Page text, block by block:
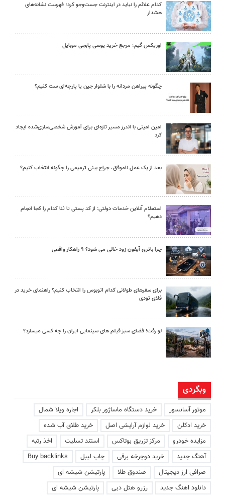
کدام علائم را نباید در اینترنت جست‌وجو کرد؛ فهرست نشانه‌های
هشدار
اوریکس گیم؛ مرجع خرید یوسی پابجی موبایل
چگونه پیراهن مردانه را با شلوار جین یا پارچه‌ای ست کنیم؟
امین امینی با اندرز مسیر تازه‌ای برای آموزش شخصی‌سازی‌شده ایجاد
کرد
بعد از یک عمل ناموفق، جراح بینی ترمیمی را چگونه انتخاب کنیم؟
استعلام آنلاین خدمات دولتی: از کد پستی تا ثنا کدام را کجا انجام
دهیم؟
چرا باتری آیفون زود خالی می شود؟ ۹ راهکار واقعی
برای سفرهای طولانی کدام اتوبوس را انتخاب کنیم؟ راهنمای خرید در
فلای تودی
لو رفت! فضای سبز فیلم های سینمایی ایران را چه کسی میسازد؟
وبگردی
موتور آسانسور خرید دستگاه ماساژور بلکر
اجاره ویلا شمال
خرید ادکلن
خرید لوازم آرایشی اصل
خرید طلای آب شده
مزایده خودرو
مرکز تزریق بوتاکس استند تسلیت
اخذ رتبه
آهنگ جدید
خرید دوچرخه برقی چاپ لیبل
Buy backlinks
صرافی ارز دیجیتال
صندوق طلا
پارتیشن شیشه ای
دانلود اهنگ جدید
رزرو هتل دبی پارتیشن شیشه ای